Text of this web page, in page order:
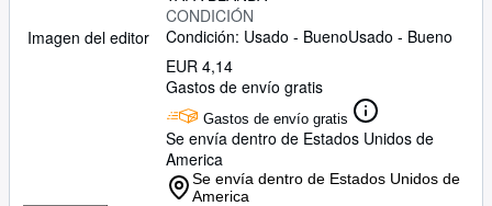
Imagen del editor
CONDICIÓN
Condición: Usado - BuenoUsado - Bueno
EUR 4,14
Gastos de envío gratis
Gastos de envío gratis
Se envía dentro de Estados Unidos de
America
Se envía dentro de Estados Unidos de
America